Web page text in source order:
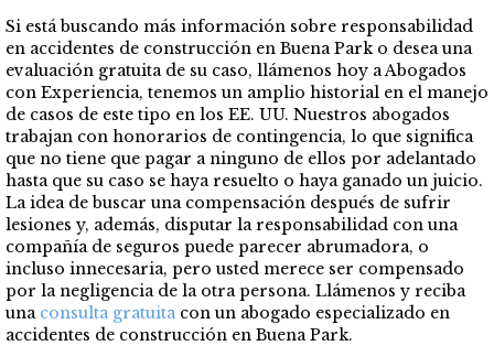
Si está buscando más información sobre responsabilidad
en accidentes de construcción en Buena Park o desea una
evaluación gratuita de su caso, llámenos hoy a Abogados
con Experiencia, tenemos un amplio historial en el manejo
de casos de este tipo en los EE. UU. Nuestros abogados
trabajan con honorarios de contingencia, lo que significa
que no tiene que pagar a ninguno de ellos por adelantado
hasta que su caso se haya resuelto o haya ganado un juicio.
La idea de buscar una compensación después de sufrir
lesiones y, además, disputar la responsabilidad con una
compañía de seguros puede parecer abrumadora, o
incluso innecesaria, pero usted merece ser compensado
por la negligencia de la otra persona. Llámenos y reciba
una consulta gratuita con un abogado especializado en
accidentes de construcción en Buena Park.